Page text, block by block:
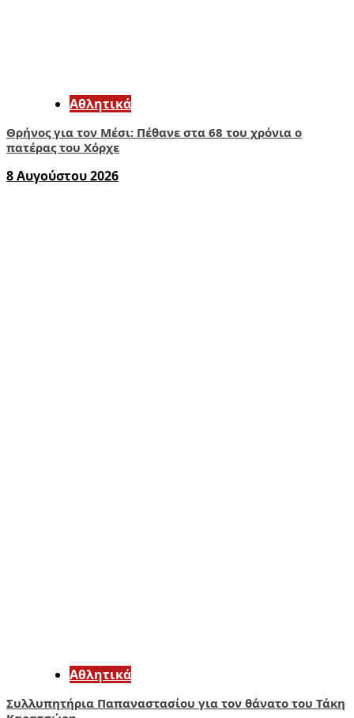
Αθλητικά
Θρήνος για τον Μέσι: Πέθανε στα 68 του χρόνια ο
πατέρας του Χόρχε
8 Αυγούστου 2026
Αθλητικά
Συλλυπητήρια Παπαναστασίου για τον θάνατο του Τάκη